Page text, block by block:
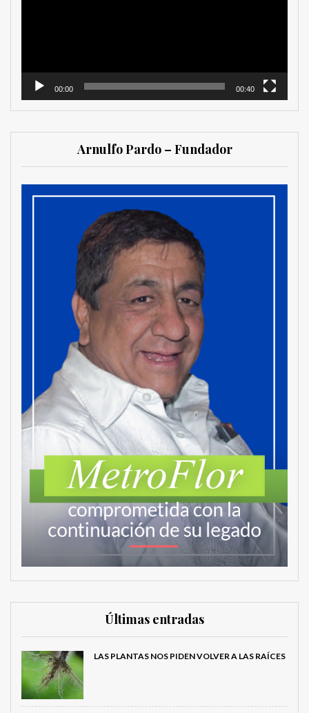
00:00 00:40
Arnulfo Pardo – Fundador
Últimas entradas
LAS PLANTAS NOS PIDEN VOLVER A LAS RAÍCES